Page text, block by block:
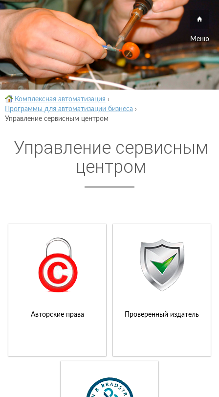
Меню
Комплексная автоматизация ›
Программы для автоматизации бизнеса ›
Управление сервисным центром
Управление сервисным
центром
Авторские права Проверенный издатель